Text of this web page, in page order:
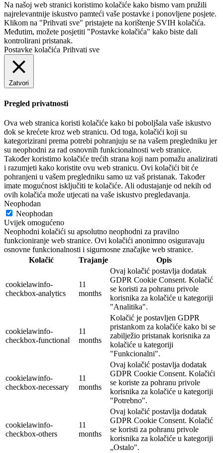
Na našoj web stranici koristimo kolačiće kako bismo vam pružili
najrelevantnije iskustvo pamteći vaše postavke i ponovljene posjete.
Klikom na "Prihvati sve" pristajete na korištenje SVIH kolačića.
Međutim, možete posjetiti "Postavke kolačića" kako biste dali
kontrolirani pristanak.
Postavke kolačića Prihvati sve
Zatvori
Pregled privatnosti
Ova web stranica koristi kolačiće kako bi poboljšala vaše iskustvo
dok se krećete kroz web stranicu. Od toga, kolačići koji su
kategorizirani prema potrebi pohranjuju se na vašem pregledniku jer
su neophodni za rad osnovnih funkcionalnosti web stranice.
Također koristimo kolačiće trećih strana koji nam pomažu analizirati
i razumjeti kako koristite ovu web stranicu. Ovi kolačići bit će
pohranjeni u vašem pregledniku samo uz vaš pristanak. Također
imate mogućnost isključiti te kolačiće. Ali odustajanje od nekih od
ovih kolačića može utjecati na vaše iskustvo pregledavanja.
Neophodan
Neophodan
Uvijek omogućeno
Neophodni kolačići su apsolutno neophodni za pravilno
funkcioniranje web stranice. Ovi kolačići anonimno osiguravaju
osnovne funkcionalnosti i sigurnosne značajke web stranice.
Kolačić
Trajanje Opis
cookielawinfo-
checkbox-analytics
11
months
Ovaj kolačić postavlja dodatak
GDPR Cookie Consent. Kolačić
se koristi za pohranu privole
korisnika za kolačiće u kategoriji
"Analitika".
cookielawinfo-
checkbox-functional
11
months
Kolačić je postavljen GDPR
pristankom za kolačiće kako bi se
zabilježio pristanak korisnika za
kolačiće u kategoriji
"Funkcionalni".
cookielawinfo-
checkbox-necessary
11
months
Ovaj kolačić postavlja dodatak
GDPR Cookie Consent. Kolačići
se koriste za pohranu privole
korisnika za kolačiće u kategoriji
"Potrebno".
cookielawinfo-
checkbox-others
11
months
Ovaj kolačić postavlja dodatak
GDPR Cookie Consent. Kolačić
se koristi za pohranu privole
korisnika za kolačiće u kategoriji
„Ostalo".